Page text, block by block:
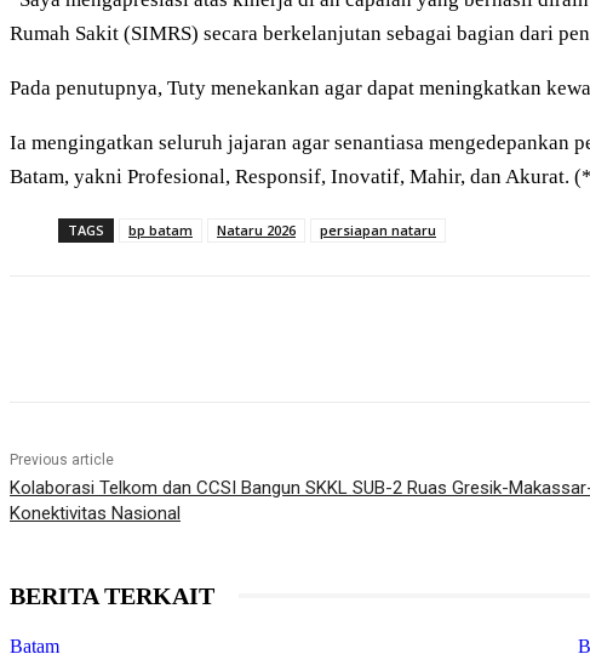
Rumah Sakit (SIMRS) secara berkelanjutan sebagai bagian dari
Pada penutupnya, Tuty menekankan agar dapat meningkatkan
Ia mengingatkan seluruh jajaran agar senantiasa mengedepankan
Batam, yakni Profesional, Responsif, Inovatif, Mahir, dan Akurat.
TAGS bp batam Nataru 2026 persiapan nataru
Previous article
Kolaborasi Telkom dan CCSI Bangun SKKL SUB-2 Ruas Gresik-
Konektivitas Nasional
BERITA TERKAIT
Batam